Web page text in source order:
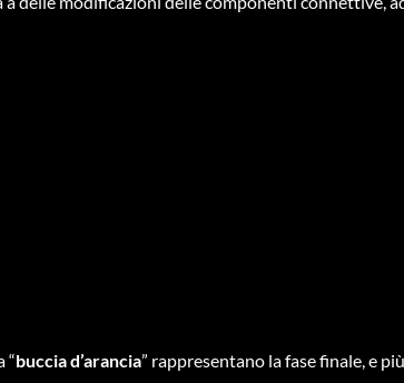
“buccia d’arancia” rappresentano la fase finale, e